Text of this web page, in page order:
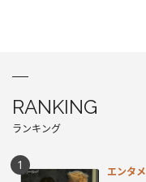
RANKING
ランキング
エンタメ